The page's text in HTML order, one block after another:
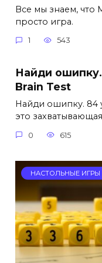
Все мы знаем, что
просто игра.
1 543
Найди
Brain Test
Найди ошипку. 84
это захватывающая
0 615
НАСТОЛЬНЫЕ ИГРЫ